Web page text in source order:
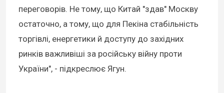
переговорів. Не тому, що Китай "здав" Москву
остаточно, а тому, що для Пекіна стабільність
торгівлі, енергетики й доступу до західних
ринків важливіші за російську війну проти
України", - підкреслює Ягун.